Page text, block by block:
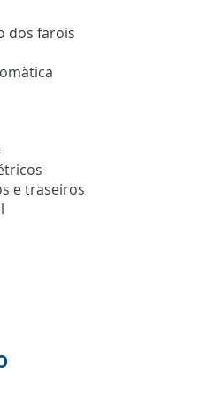
dos farois
e traseiros